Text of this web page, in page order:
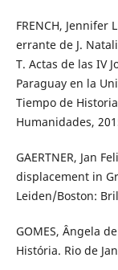
FRENCH,
errante de J.
T. Actas de las IV
Paraguay en la
Tiempo de
Humanidades,
GAERTNER, Jan
displacement in
Leiden/Boston:
GOMES, Ângela
História. Rio de